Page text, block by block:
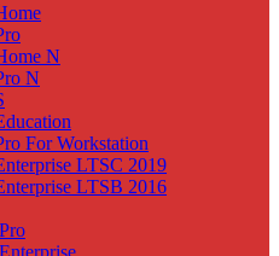
N
N
For Workstation
LTSC 2019
LTSB 2016